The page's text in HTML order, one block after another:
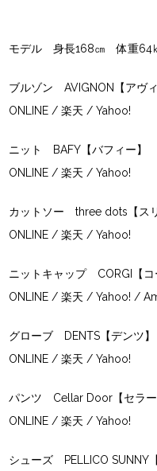
モデル 身長168㎝ 体重64
ブルゾン AVIGNON【アヴ
ONLINE /楽天 /Yahoo!
ニット BAFY【バフィー】
ONLINE /楽天 / Yahoo!
カットソー three dots【ス
ONLINE /楽天 /Yahoo!
ニットキャップ CORGI【コ
ONLINE /楽天 /Yahoo! /
グローブ DENTS【デンツ】
ONLINE /楽天 /Yahoo!
パンツ Cellar Door【セラ
ONLINE /楽天 /Yahoo!
シューズ PELLICO SUNNY